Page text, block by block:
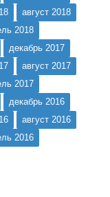
август 2018
2018
декабрь 2017
август 2017
2017
декабрь 2016
август 2016
2016